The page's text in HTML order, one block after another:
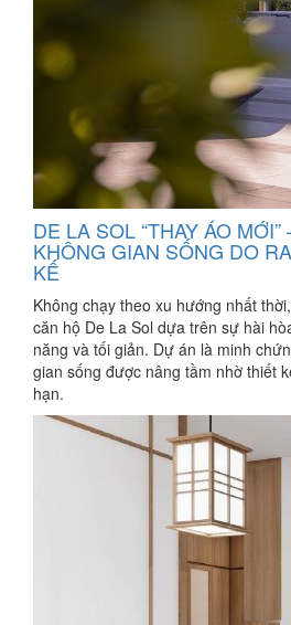
DE LA SOL “THAY ÁO MỚI”
KHÔNG GIAN SỐNG DO
KẾ
Không chạy theo xu hướng nhất
căn hộ De La Sol dựa trên sự hài
năng và tối giản. Dự án là minh
gian sống được nâng tầm nhờ thiết
hạn.